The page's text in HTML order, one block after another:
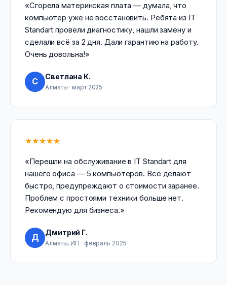
«Сгорела материнская плата — думала, что
компьютер уже не восстановить. Ребята из IT
Standart провели диагностику, нашли замену и
сделали всё за 2 дня. Дали гарантию на работу.
Очень довольна!»
С Светлана К.
Алматы · март 2025
★★★★★
«Перешли на обслуживание в IT Standart для
нашего офиса — 5 компьютеров. Всё делают
быстро, предупреждают о стоимости заранее.
Проблем с простоями техники больше нет.
Рекомендую для бизнеса.»
Д Дмитрий Г.
Алматы, ИП · февраль 2025